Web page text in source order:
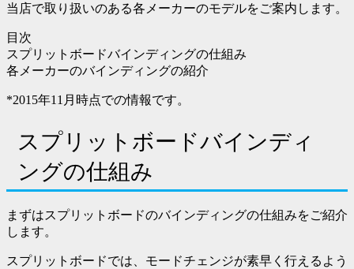
当店で取り扱いのある各メーカーのモデルをご案内します。
目次
スプリットボードバインディングの仕組み
各メーカーのバインディングの紹介
*2015年11月時点での情報です。
スプリットボードバインディ
ングの仕組み
まずはスプリットボードのバインディングの仕組みをご紹介
します。
スプリットボードでは、モードチェンジが素早く行えるよう